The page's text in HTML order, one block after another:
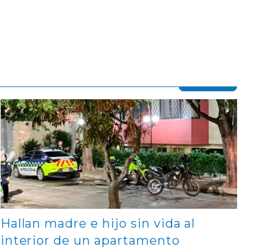
Contenido multimedia principal
Hallan madre e hijo sin vida al
interior de un apartamento